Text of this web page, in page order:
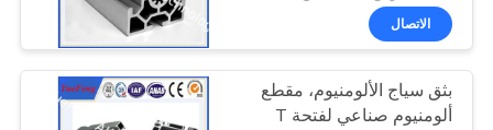
الاتصال
بثق سياج الألومنيوم، مقطع
ألومنيوم صناعي لفتحة T